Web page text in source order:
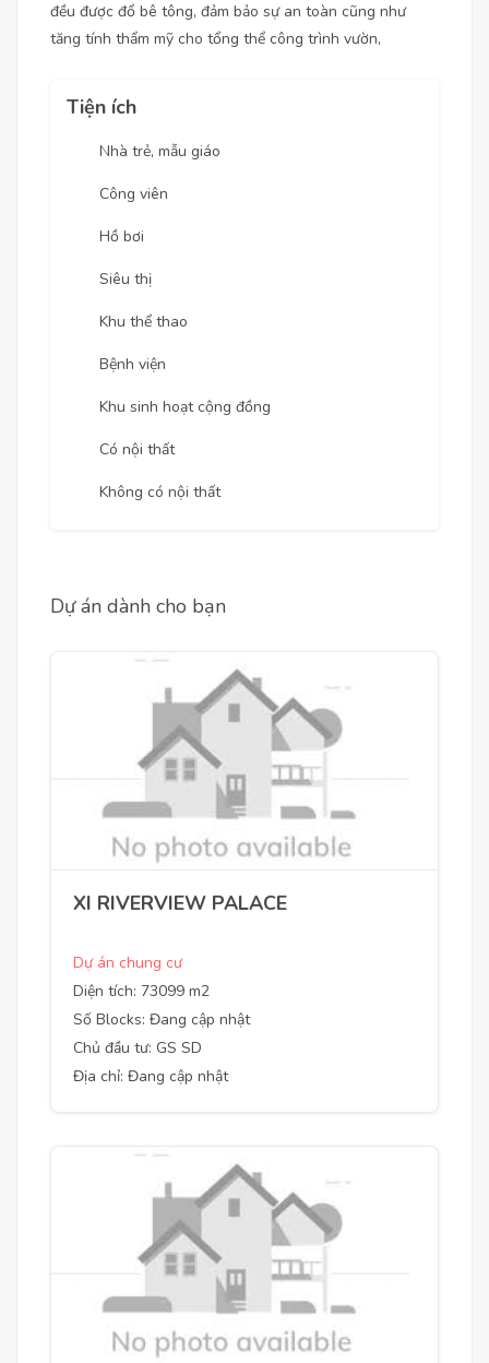
đều được đổ bê tông, đảm bảo sự an toàn cũng như
tăng tính thẩm mỹ cho tổng thể công trình vườn,
Tiện ích
Nhà trẻ, mẫu giáo
Công viên
Hồ bơi
Siêu thị
Khu thể thao
Bệnh viện
Khu sinh hoạt cộng đồng
Có nội thất
Không có nội thất
Dự án dành cho bạn
XI RIVERVIEW PALACE
Dự án chung cư
Diện tích: 73099 m2
Số Blocks: Đang cập nhật
Chủ đầu tư: GS SD
Địa chỉ: Đang cập nhật